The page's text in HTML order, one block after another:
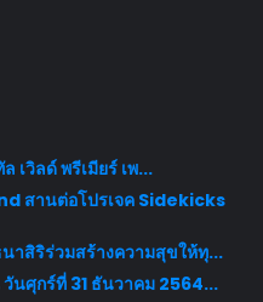
เวิลด์ พรีเมียร์ เพ...
สานต่อโปรเจค Sidekicks
สิริร่วมสร้างความสุขให้ทุ...
ศุกร์ที่ 31 ธันวาคม 2564...